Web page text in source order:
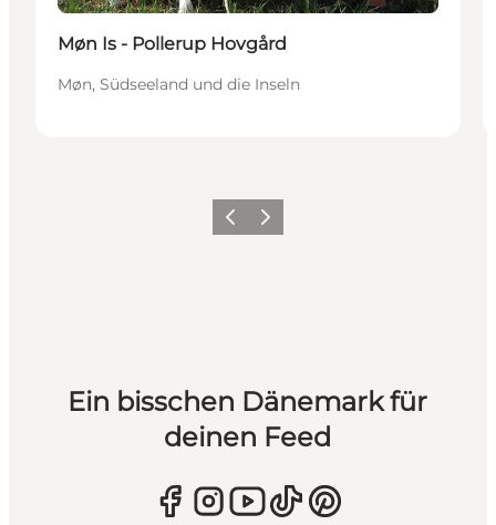
Møn Is - Pollerup Hovgård
Møn, Südseeland und die Inseln
ZurückWeiter
Ein bisschen Dänemark für
deinen Feed